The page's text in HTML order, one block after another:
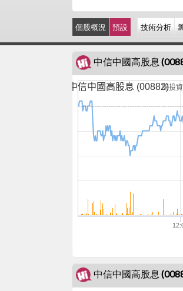
個股概況 預設 技術分析
中信中國高股息
中信中國高股息 (00882)嗨投
中信中國高股息